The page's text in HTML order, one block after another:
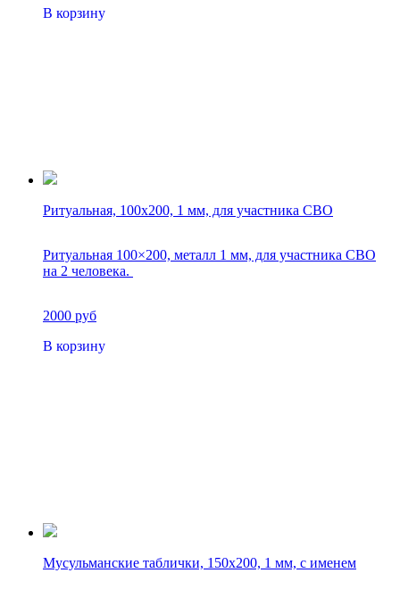
В корзину
Ритуальная, 100х200, 1 мм, для участника СВО
Ритуальная 100×200, металл 1 мм, для участника СВО
на 2 человека.
2000 руб
В корзину
Мусульманские таблички, 150х200, 1 мм, с именем